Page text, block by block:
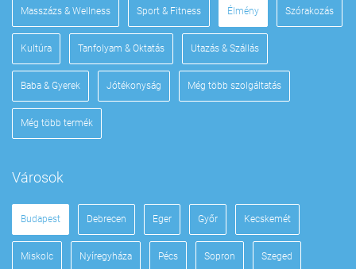
Masszázs & Wellness Sport & Fitness Élmény Szórakozás
Kultúra Tanfolyam & Oktatás Utazás & Szállás
Baba & Gyerek Jótékonyság Még több szolgáltatás
Még több termék
Városok
Budapest Debrecen Eger Győr Kecskemét
Miskolc Nyíregyháza Pécs Sopron Szeged